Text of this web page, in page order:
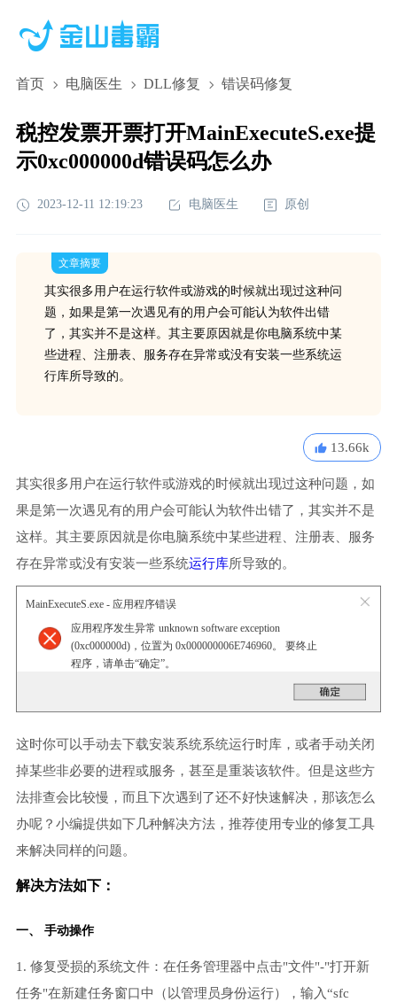
首页 电脑医生 DLL修复 错误码修复
税控发票开票打开MainExecuteS.exe提
示0xc000000d错误码怎么办
2023-12-11 12:19:23 电脑医生 原创
文章摘要
其实很多用户在运行软件或游戏的时候就出现过这种问
题，如果是第一次遇见有的用户会可能认为软件出错
了，其实并不是这样。其主要原因就是你电脑系统中某
些进程、注册表、服务存在异常或没有安装一些系统运
行库所导致的。
13.66k
其实很多用户在运行软件或游戏的时候就出现过这种问题，如
果是第一次遇见有的用户会可能认为软件出错了，其实并不是
这样。其主要原因就是你电脑系统中某些进程、注册表、服务
存在异常或没有安装一些系统运行库所导致的。
MainExecuteS.exe - 应用程序错误
应用程序发生异常 unknown software exception
(0xc000000d)，位置为 0x000000006E746960。 要终止
程序，请单击“确定”。
这时你可以手动去下载安装系统系统运行时库，或者手动关闭
掉某些非必要的进程或服务，甚至是重装该软件。但是这些方
法排查会比较慢，而且下次遇到了还不好快速解决，那该怎么
办呢？小编提供如下几种解决方法，推荐使用专业的修复工具
来解决同样的问题。
解决方法如下：
一、 手动操作
1. 修复受损的系统文件：在任务管理器中点击"文件"-"打开新
任务"在新建任务窗口中（以管理员身份运行），输入“sfc